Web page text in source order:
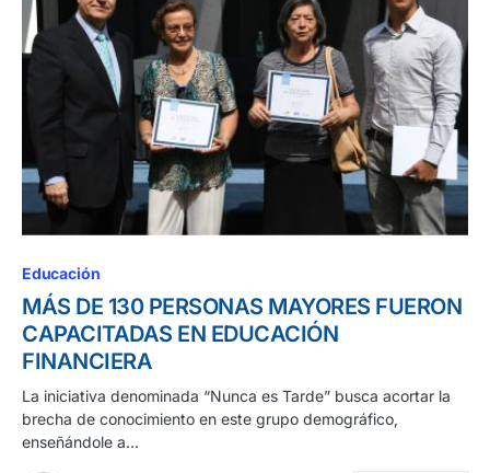
Educación
MÁS DE 130 PERSONAS MAYORES FUERON
CAPACITADAS EN EDUCACIÓN
FINANCIERA
La iniciativa denominada “Nunca es Tarde” busca acortar la
brecha de conocimiento en este grupo demográfico,
enseñándole a…